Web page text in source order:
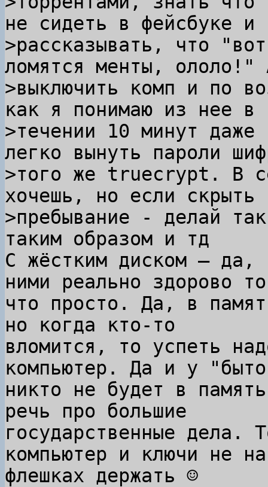
не сидеть в фейсбуке и
>рассказывать, что
ломятся менты, ололо!"
>выключить комп и по
как я понимаю из нее в
>течении 10 минут даже
легко вынуть пароли
>того же truecrypt. В
хочешь, но если скрыть
>пребывание - делай
С жёстким диском — да,
ними реально здорово
что просто. Да, в
но когда кто-то
вломится, то успеть
компьютер. Да и у
никто не будет в
речь про большие
государственные дела.
компьютер и ключи не на
флешках держать ☺